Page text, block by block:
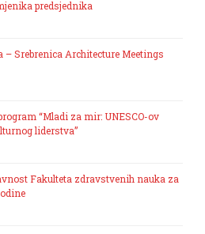
predsjednika
Srebrenica Architecture Meetings
“Mladi za mir: UNESCO-ov
liderstva”
Fakulteta zdravstvenih nauka za